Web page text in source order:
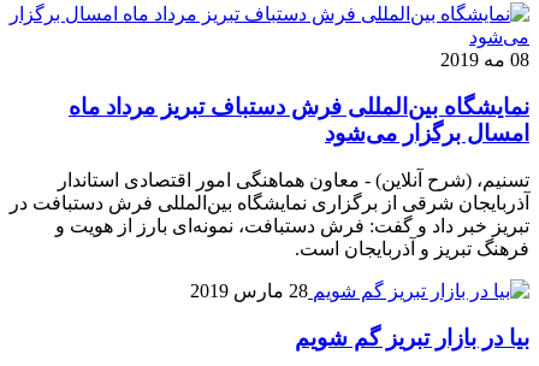
08 مه 2019
نمایشگاه بین‌المللی فرش دستباف تبریز مرداد ماه
امسال برگزار می‌شود
تسنیم، (شرح آنلاین) - معاون هماهنگی امور اقتصادی استاندار
آذربایجان شرقی از برگزاری نمایشگاه بین‌المللی فرش دستبافت در
تبریز خبر داد و گفت: فرش دستبافت، نمونه‌ای بارز از هویت و
فرهنگ تبریز و آذربایجان است.
28 مارس 2019
بیا در بازار تبریز گم شویم